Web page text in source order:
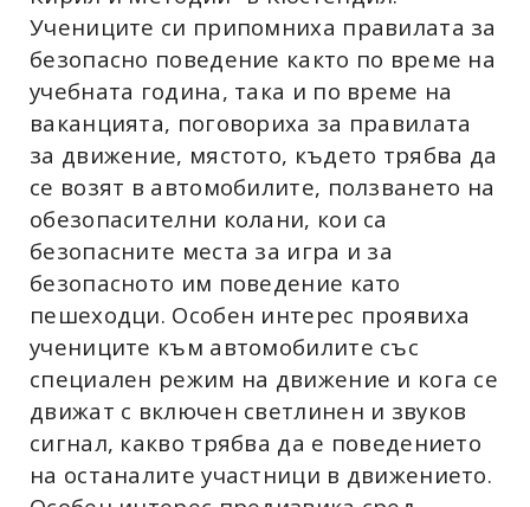
Учениците си припомниха правилата за
безопасно поведение както по време на
учебната година, така и по време на
ваканцията, поговориха за правилата
за движение, мястото, където трябва да
се возят в автомобилите, ползването на
обезопасителни колани, кои са
безопасните места за игра и за
безопасното им поведение като
пешеходци. Особен интерес проявиха
учениците към автомобилите със
специален режим на движение и кога се
движат с включен светлинен и звуков
сигнал, какво трябва да е поведението
на останалите участници в движението.